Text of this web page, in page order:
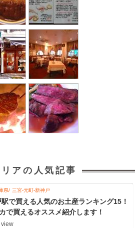
アの人気記事
県 三宮-元町-新神戸
で買える人気のお土産ランキング15！
で買えるオススメ紹介します！
view